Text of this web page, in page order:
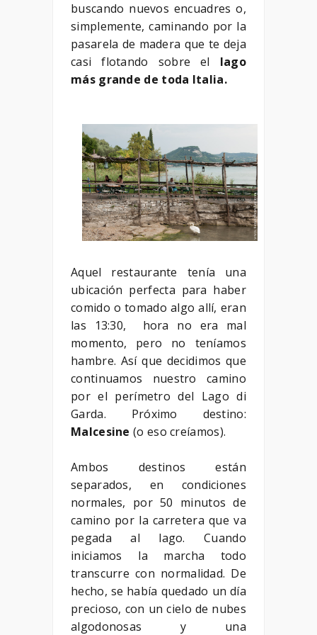
buscando nuevos encuadres o,
simplemente, caminando por la
pasarela de madera que te deja
casi flotando sobre el lago
más grande de toda Italia.
Aquel restaurante tenía una
ubicación perfecta para haber
comido o tomado algo allí, eran
las 13:30, hora no era mal
momento, pero no teníamos
hambre. Así que decidimos que
continuamos nuestro camino
por el perímetro del Lago di
Garda. Próximo destino:
Malcesine (o eso creíamos).
Ambos destinos están
separados, en condiciones
normales, por 50 minutos de
camino por la carretera que va
pegada al lago. Cuando
iniciamos la marcha todo
transcurre con normalidad. De
hecho, se había quedado un día
precioso, con un cielo de nubes
algodonosas y una